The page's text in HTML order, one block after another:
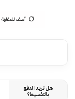
أضف للمقارنة
هل تريد الدفع
بالتقسيط؟